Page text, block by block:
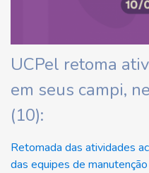
UCPel retoma
em seus campi,
(10):
Retomada das atividades
das equipes de manutenção